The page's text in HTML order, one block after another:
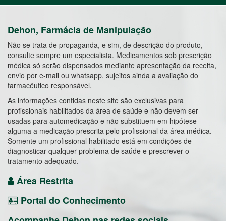
Dehon, Farmácia de Manipulação
Não se trata de propaganda, e sim, de descrição do produto,
consulte sempre um especialista. Medicamentos sob prescrição
médica só serão dispensados mediante apresentação da receita,
envio por e-mail ou whatsapp, sujeitos ainda a avaliação do
farmacêutico responsável.
As informações contidas neste site são exclusivas para
profissionais habilitados da área de saúde e não devem ser
usadas para automedicação e não substituem em hipótese
alguma a medicação prescrita pelo profissional da área médica.
Somente um profissional habilitado está em condições de
diagnosticar qualquer problema de saúde e prescrever o
tratamento adequado.
Área Restrita
Portal do Conhecimento